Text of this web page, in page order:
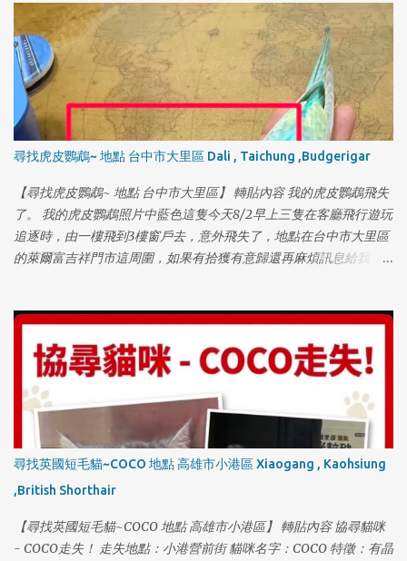
尋找虎皮鸚鵡~ 地點 台中市大里區 Dali , Taichung ,Budgerigar
【尋找虎皮鸚鵡~ 地點 台中市大里區】 轉貼內容 我的虎皮鸚鵡飛失
了。 我的虎皮鸚鵡照片中藍色這隻今天8/2早上三隻在客廳飛行遊玩
追逐時，由一樓飛到3樓窗戶去，意外飛失了，地點在台中市大里區
的萊爾富吉祥門市這周圍，如果有拾獲有意歸還再麻煩訊息給我，
尋找英國短毛貓~COCO 地點 高雄市小港區 Xiaogang , Kaohsiung
,British Shorthair
【尋找英國短毛貓~COCO 地點 高雄市小港區】 轉貼內容 協尋貓咪
- COCO走失！ 走失地點：小港營前街 貓咪名字：COCO 特徵：有晶